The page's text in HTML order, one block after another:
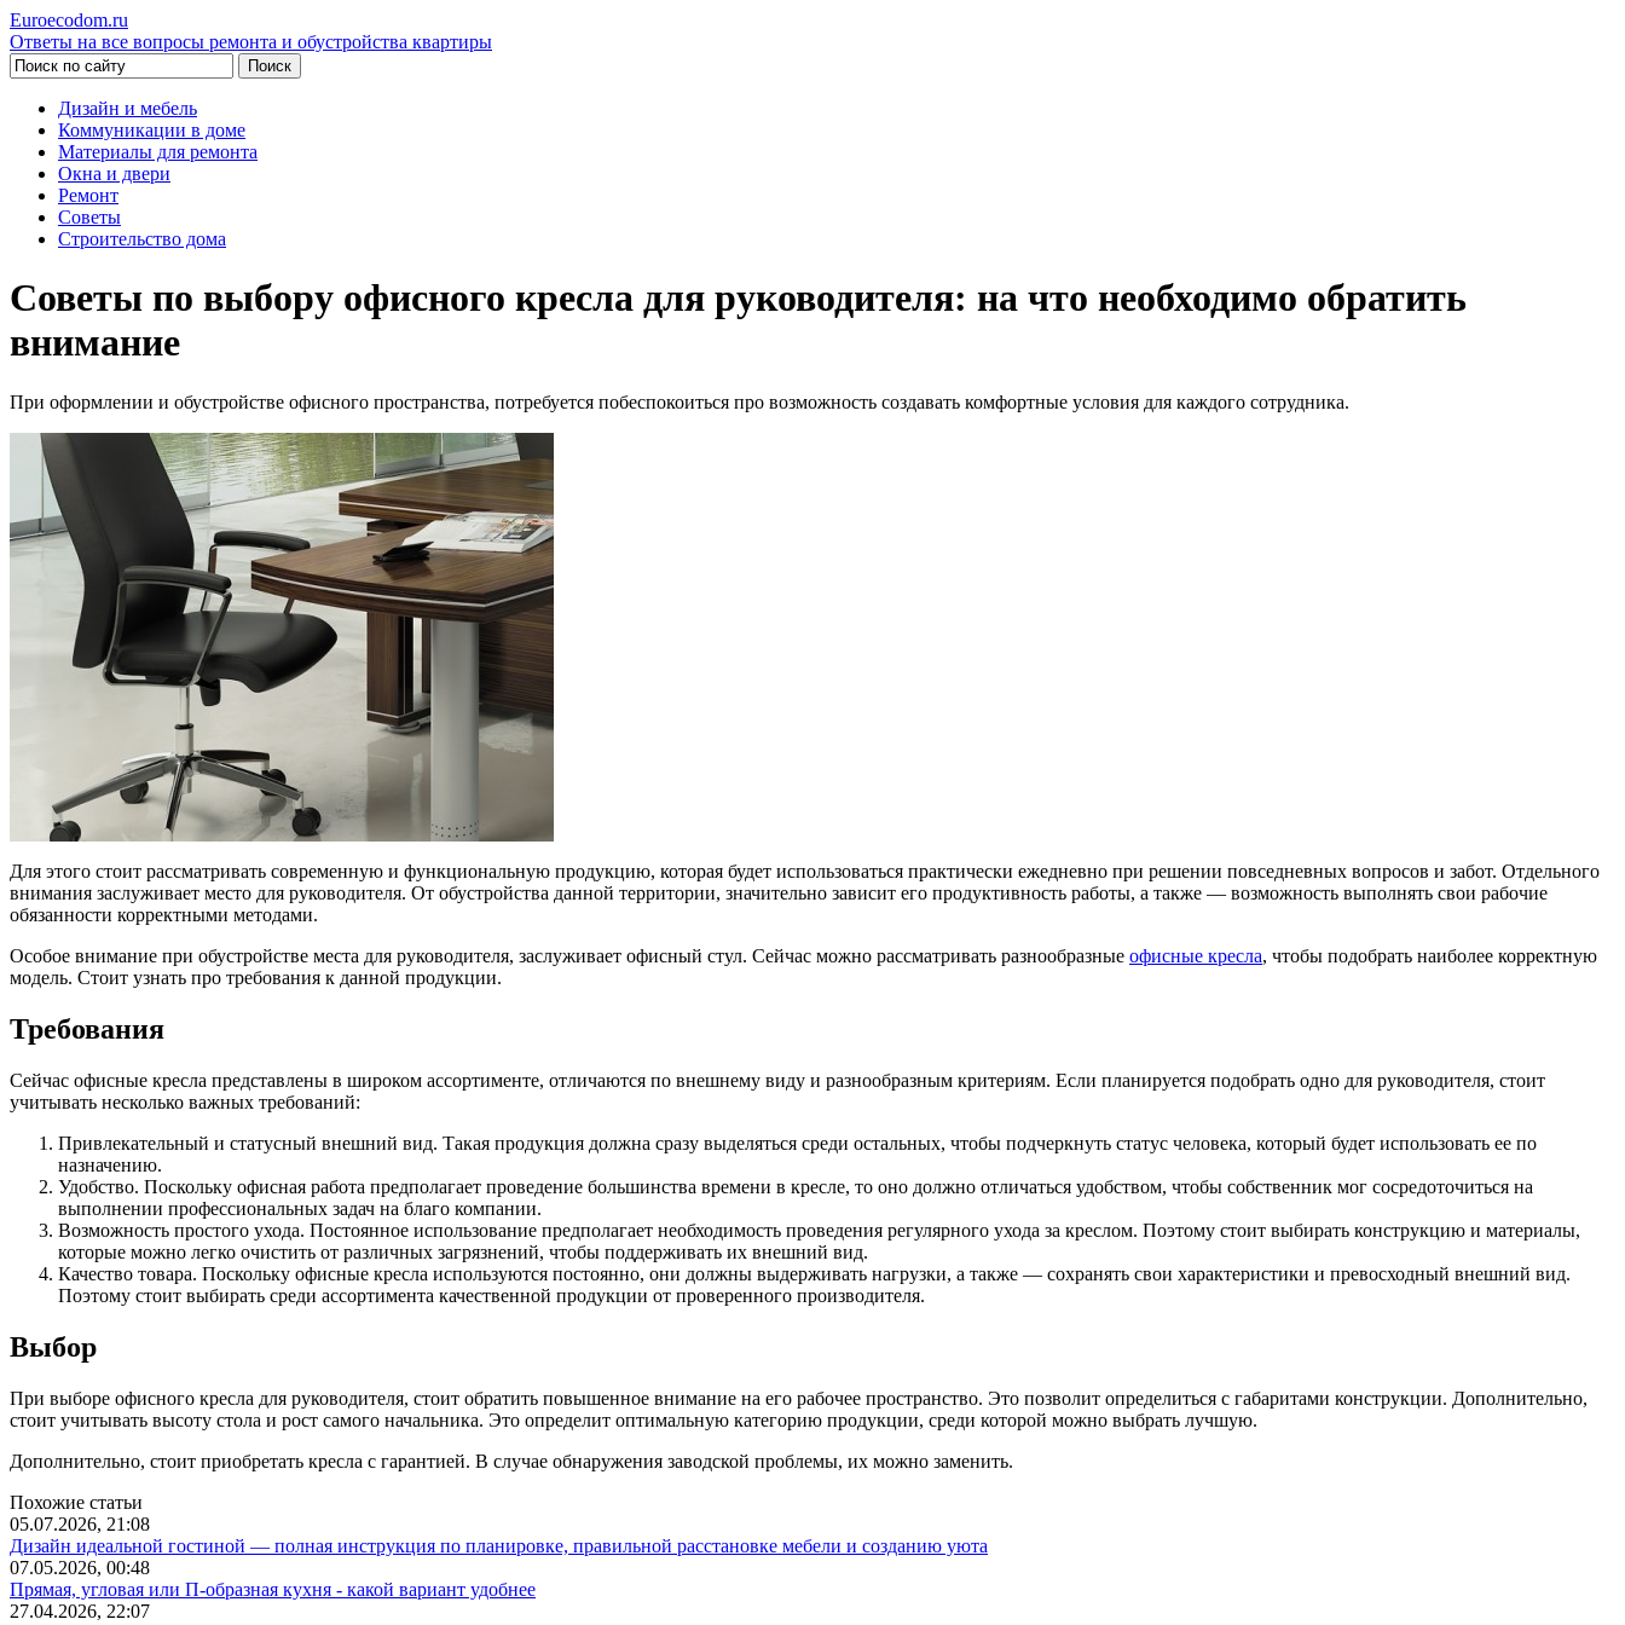
Euroecodom.ru
Ответы на все вопросы ремонта и обустройства квартиры
Дизайн и мебель
Коммуникации в доме
Материалы для ремонта
Окна и двери
Ремонт
Советы
Строительство дома
Советы по выбору офисного кресла для руководителя: на что необходимо обратить
внимание
При оформлении и обустройстве офисного пространства, потребуется побеспокоиться про возможность создавать комфортные условия для каждого сотрудника.
Для этого стоит рассматривать современную и функциональную продукцию, которая будет использоваться практически ежедневно при решении повседневных вопросов и забот. Отдельного
внимания заслуживает место для руководителя. От обустройства данной территории, значительно зависит его продуктивность работы, а также — возможность выполнять свои рабочие
обязанности корректными методами.
Особое внимание при обустройстве места для руководителя, заслуживает офисный стул. Сейчас можно рассматривать разнообразные офисные кресла, чтобы подобрать наиболее корректную
модель. Стоит узнать про требования к данной продукции.
Требования
Сейчас офисные кресла представлены в широком ассортименте, отличаются по внешнему виду и разнообразным критериям. Если планируется подобрать одно для руководителя, стоит
учитывать несколько важных требований:
Привлекательный и статусный внешний вид. Такая продукция должна сразу выделяться среди остальных, чтобы подчеркнуть статус человека, который будет использовать ее по
назначению.
Удобство. Поскольку офисная работа предполагает проведение большинства времени в кресле, то оно должно отличаться удобством, чтобы собственник мог сосредоточиться на
выполнении профессиональных задач на благо компании.
Возможность простого ухода. Постоянное использование предполагает необходимость проведения регулярного ухода за креслом. Поэтому стоит выбирать конструкцию и материалы,
которые можно легко очистить от различных загрязнений, чтобы поддерживать их внешний вид.
Качество товара. Поскольку офисные кресла используются постоянно, они должны выдерживать нагрузки, а также — сохранять свои характеристики и превосходный внешний вид.
Поэтому стоит выбирать среди ассортимента качественной продукции от проверенного производителя.
Выбор
При выборе офисного кресла для руководителя, стоит обратить повышенное внимание на его рабочее пространство. Это позволит определиться с габаритами конструкции. Дополнительно,
стоит учитывать высоту стола и рост самого начальника. Это определит оптимальную категорию продукции, среди которой можно выбрать лучшую.
Дополнительно, стоит приобретать кресла с гарантией. В случае обнаружения заводской проблемы, их можно заменить.
Похожие статьи
05.07.2026, 21:08
Дизайн идеальной гостиной — полная инструкция по планировке, правильной расстановке мебели и созданию уюта
07.05.2026, 00:48
Прямая, угловая или П-образная кухня - какой вариант удобнее
27.04.2026, 22:07